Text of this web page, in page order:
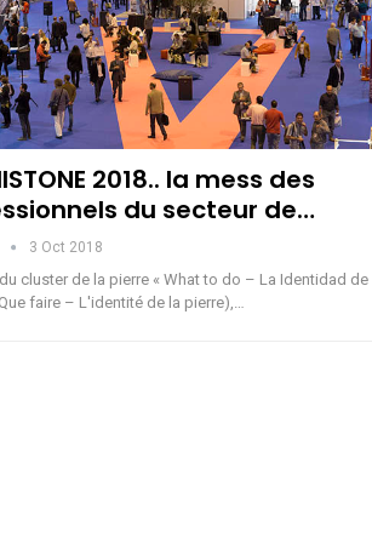
2018.. la mess des
du secteur de…
3 Oct 2018
cluster de la pierre « What to do – La Identidad de
faire – L'identité de la pierre),…